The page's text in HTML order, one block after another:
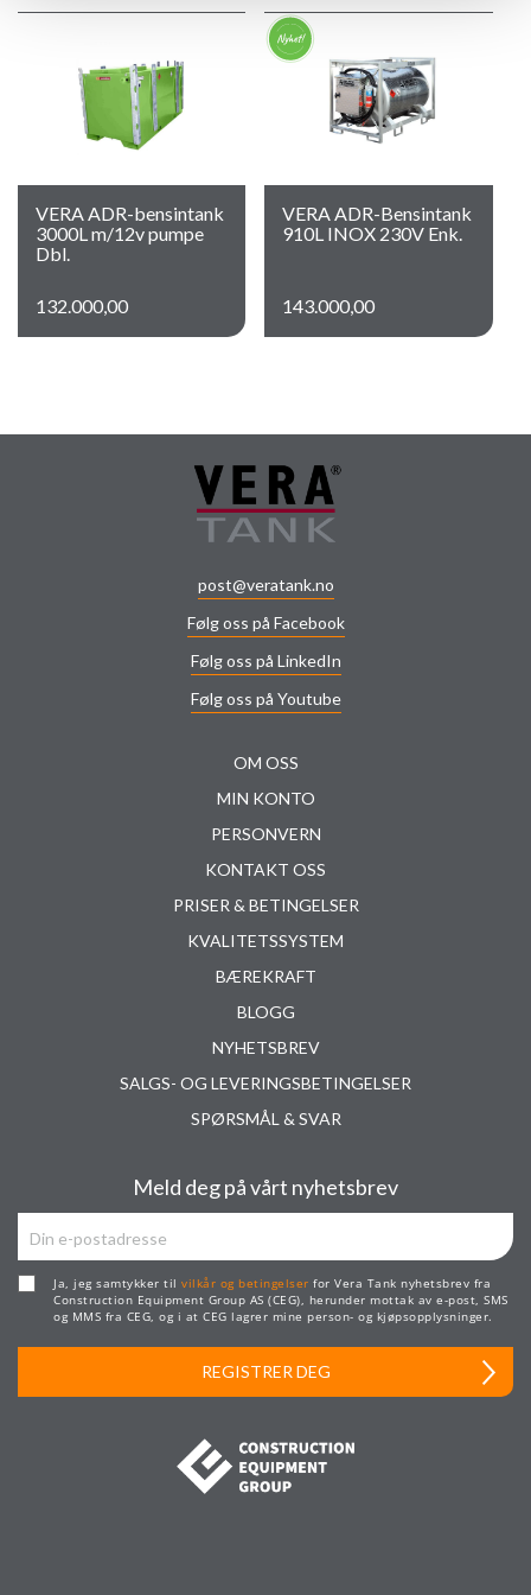
VERA ADR-bensintank
3000L m/12v pumpe
Dbl.
132.000,00
VERA ADR-Bensintank
910L INOX 230V Enk.
143.000,00
post@veratank.no
Følg oss på Facebook
Følg oss på LinkedIn
Følg oss på Youtube
OM OSS
MIN KONTO
PERSONVERN
KONTAKT OSS
PRISER & BETINGELSER
KVALITETSSYSTEM
BÆREKRAFT
BLOGG
NYHETSBREV
SALGS- OG LEVERINGSBETINGELSER
SPØRSMÅL & SVAR
Meld deg på vårt nyhetsbrev
Ja, jeg samtykker til vilkår og betingelser for Vera Tank nyhetsbrev fra
Construction Equipment Group AS (CEG), herunder mottak av e-post, SMS
og MMS fra CEG, og i at CEG lagrer mine person- og kjøpsopplysninger.